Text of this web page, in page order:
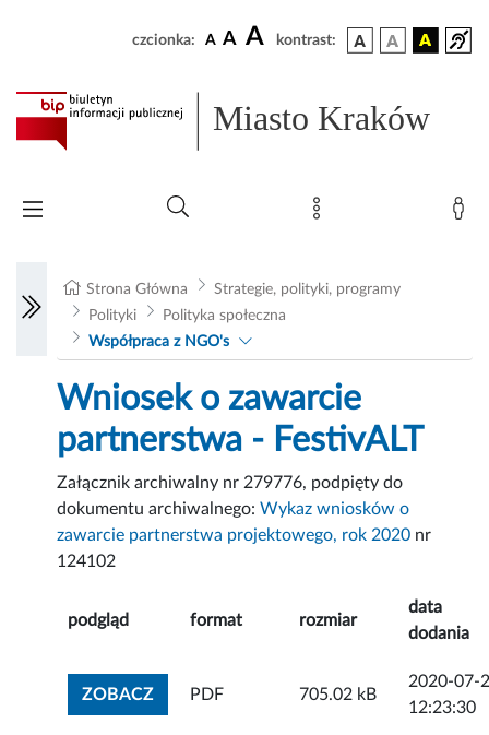
czcionka: A A A kontrast:
Miasto Kraków
Strona Główna
Strategie, polityki, programy
Polityki
Polityka społeczna
Współpraca z NGO's
Wniosek o zawarcie
partnerstwa - FestivALT
Załącznik archiwalny nr 279776, podpięty do
dokumentu archiwalnego:Wykaz wniosków o
zawarcie partnerstwa projektowego, rok 2020 nr
124102
podgląd format rozmiar
data
dodania
ZOBACZZOBACZ ZAŁĄCZNIK
PDF 705.02 kB
2020-07-
12:23:30